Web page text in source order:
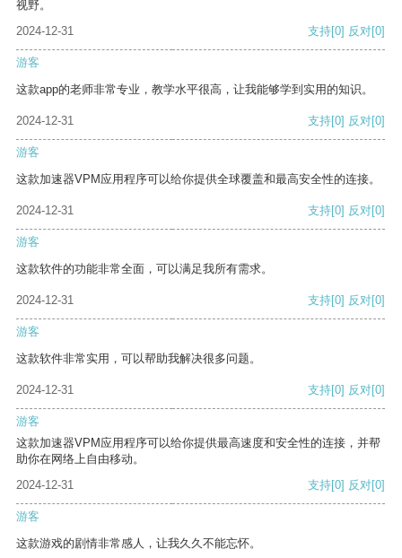
视野。
2024-12-31
支持[0] 反对[0]
游客
这款app的老师非常专业，教学水平很高，让我能够学到实用的知识。
2024-12-31 支持[0] 反对[0]
游客
这款加速器VPM应用程序可以给你提供全球覆盖和最高安全性的连接。
2024-12-31 支持[0] 反对[0]
游客
这款软件的功能非常全面，可以满足我所有需求。
2024-12-31 支持[0] 反对[0]
游客
这款软件非常实用，可以帮助我解决很多问题。
2024-12-31 支持[0] 反对[0]
游客
这款加速器VPM应用程序可以给你提供最高速度和安全性的连接，并帮
助你在网络上自由移动。
2024-12-31
支持[0] 反对[0]
游客
这款游戏的剧情非常感人，让我久久不能忘怀。